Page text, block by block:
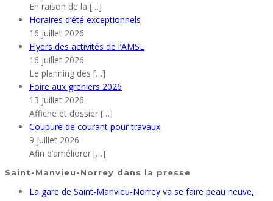
En raison de la […]
Horaires d’été exceptionnels
16 juillet 2026
Flyers des activités de l’AMSL
16 juillet 2026
Le planning des […]
Foire aux greniers 2026
13 juillet 2026
Affiche et dossier […]
Coupure de courant pour travaux
9 juillet 2026
Afin d’améliorer […]
Saint-Manvieu-Norrey dans la presse
La gare de Saint-Manvieu-Norrey va se faire peau neuve,